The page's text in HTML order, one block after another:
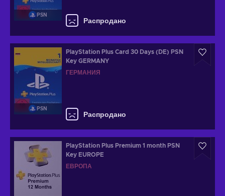
PSN
Распродано
PSN
PlayStation Plus Card 30 Days (DE) PSN
Key GERMANY
ГЕРМАНИЯ
Распродано
PlayStation Plus Premium 1 month PSN
Key EUROPE
ЕВРОПА